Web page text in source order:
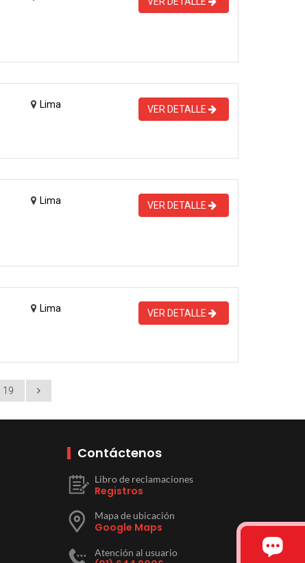
Lima VER DETALLE
Lima VER DETALLE
Lima VER DETALLE
19
Contáctenos
Libro de reclamaciones
Registros
Mapa de ubicación
Google Maps
Atención al usuario